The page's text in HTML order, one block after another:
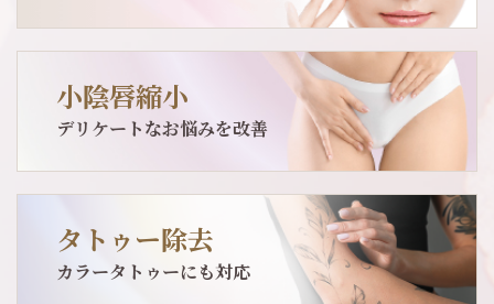
小陰唇縮小
デリケートなお悩みを改善
タトゥー除去
カラータトゥーにも対応